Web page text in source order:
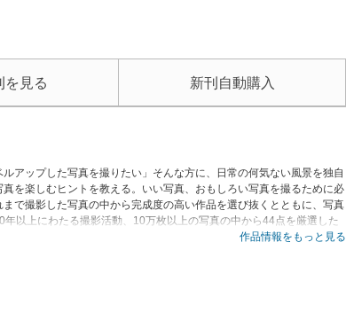
を見る 新刊自動購入
アップした写真を撮りたい」そんな方に、日常の何気ない風景を独自
を楽しむヒントを教える。いい写真、おもしろい写真を撮るために必
で撮影した写真の中から完成度の高い作品を選び抜くとともに、写真
以上にわたる撮影活動、10万枚以上の写真の中から44点を厳選した
、写真を愛するすべての人に贈るハートフルなメッセージ集でもあ
作品情報をもっと見る